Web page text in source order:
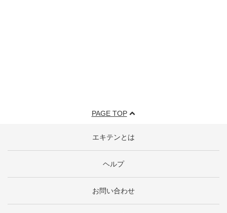
PAGE TOP
エキテンとは
ヘルプ
お問い合わせ